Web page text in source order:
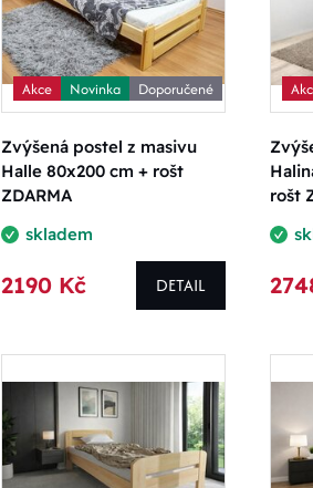
Akce Novinka Doporučené
Zvýšená postel z masivu
Halle 80x200 cm + rošt
ZDARMA
skladem
2190 Kč DETAIL
rošt